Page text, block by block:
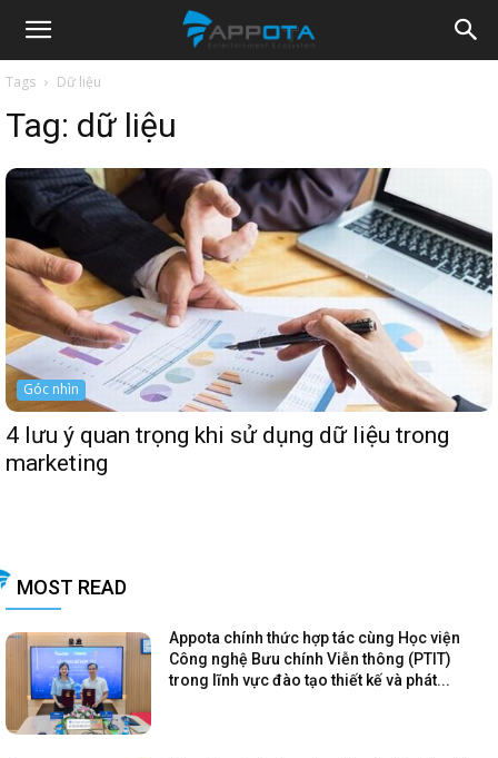
Appota
News
Tags Dữ liệu
Tag: dữ liệu
Góc nhìn
4 lưu ý quan trọng khi sử dụng dữ liệu trong
marketing
MOST READ
Appota chính thức hợp tác cùng Học viện
Công nghệ Bưu chính Viễn thông (PTIT)
trong lĩnh vực đào tạo thiết kế và phát...